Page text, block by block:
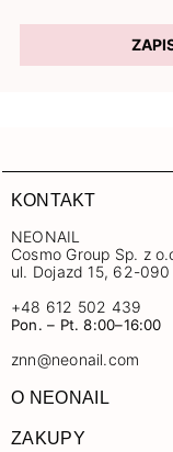
KONTAKT
NEONAIL
Cosmo Group Sp. z
ul. Dojazd 15, 62-090
+48 612 502 439
Pon. – Pt. 8:00–16:00
znn@neonail.com
O NEONAIL
ZAKUPY